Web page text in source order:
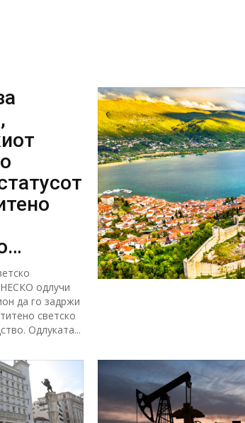
одлучи
да го задржи
светско
Одлуката...